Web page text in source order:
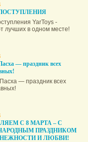
YarToys -
лучших в одном месте!
— праздник всех
— праздник всех
С 8 МАРТА – С
ПРАЗДНИКОМ
И ЛЮБВИ!